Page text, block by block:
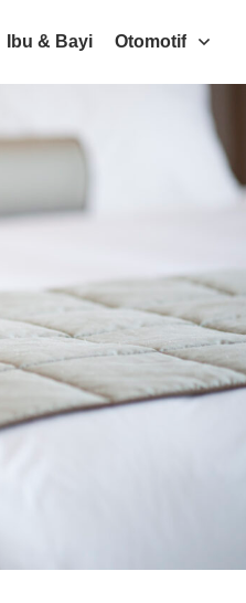
Ibu & Bayi Otomotif